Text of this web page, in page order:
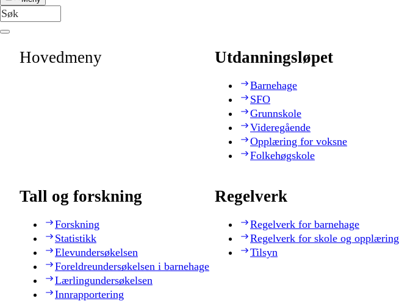
Hovedmeny Utdanningsløpet
Barnehage
SFO
Grunnskole
Videregående
Opplæring for voksne
Folkehøgskole
Tall og forskning
Forskning
Statistikk
Elevundersøkelsen
Foreldreundersøkelsen i barnehage
Lærlingundersøkelsen
Innrapportering
Regelverk
Regelverk for barnehage
Regelverk for skole og opplæring
Tilsyn